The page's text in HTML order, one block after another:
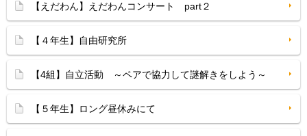
【えだわん】えだわんコンサート part２
【４年生】自由研究所
【4組】自立活動 ～ペアで協力して謎解きをしよう～
【５年生】ロング昼休みにて